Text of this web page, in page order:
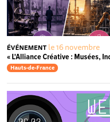
ÉVÉNEMENT le 16 novembre
« L'Alliance Créative : Musées,
Hauts-de-France